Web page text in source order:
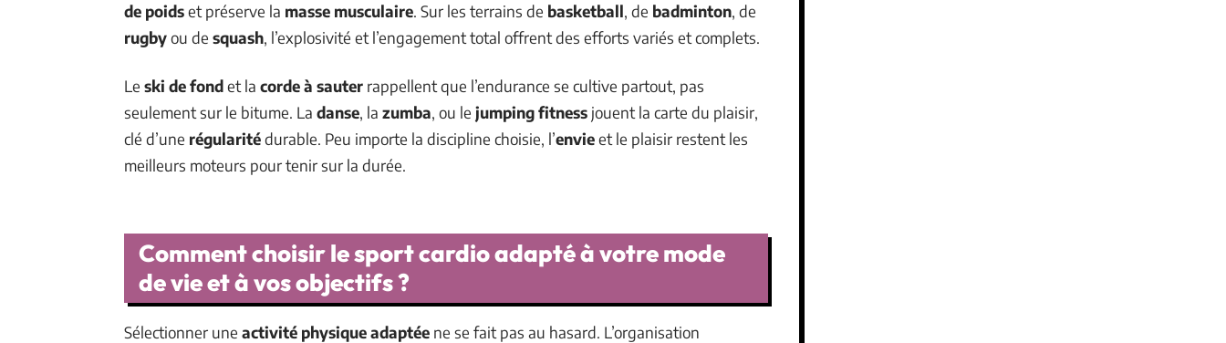
de poidset préserve la masse musculaire. Sur les terrains de basketball, de badminton, de
rugbyou de squash, l’explosivité et l’engagement total offrent des efforts variés et complets.
Le ski de fondet la corde à sauter rappellent que l’endurance se cultive partout, pas
seulement sur le bitume. La danse, la zumba, ou le jumping fitness jouent la carte du plaisir,
clé d’une régularitédurable. Peu importe la discipline choisie, l’envieet le plaisir restent les
meilleurs moteurs pour tenir sur la durée.
Comment choisir le sport cardio adapté à votre mode
de vie et à vos objectifs ?
Sélectionner une activité physique adaptée ne se fait pas au hasard. L’organisation